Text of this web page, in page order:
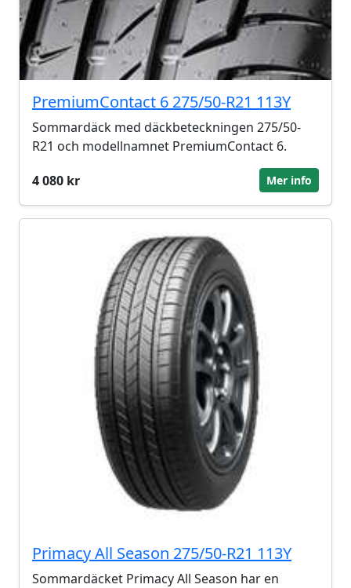
PremiumContact 6 275/50-R21 113Y
Sommardäck med däckbeteckningen 275/50-
R21 och modellnamnet PremiumContact 6.
4 080 kr
Mer info
Primacy All Season 275/50-R21 113Y
Sommardäcket Primacy All Season har en